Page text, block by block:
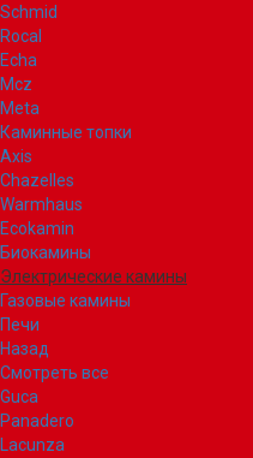
Schmid
Rocal
Echa
Mcz
Meta
Каминные топки
Axis
Chazelles
Warmhaus
Ecokamin
Биокамины
Электрические камины
Газовые камины
Печи
Назад
Смотреть все
Guca
Panadero
Lacunza